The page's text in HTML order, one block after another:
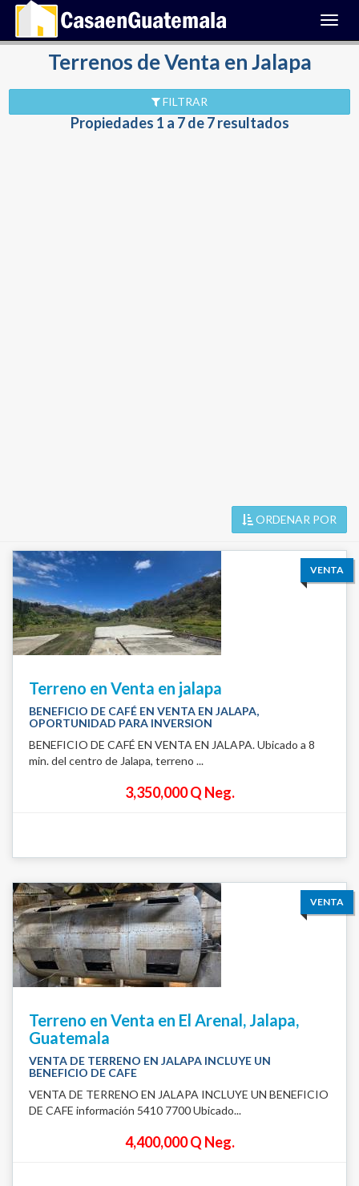
Terrenos de Venta en Jalapa
FILTRAR
Propiedades 1 a 7 de 7 resultados
ORDENAR POR
VENTA
Terreno en Venta en jalapa
BENEFICIO DE CAFÉ EN VENTA EN JALAPA,
OPORTUNIDAD PARA INVERSION
BENEFICIO DE CAFÉ EN VENTA EN JALAPA. Ubicado a 8
min. del centro de Jalapa, terreno ...
3,350,000 Q Neg.
VENTA
Terreno en Venta en El Arenal, Jalapa,
Guatemala
VENTA DE TERRENO EN JALAPA INCLUYE UN
BENEFICIO DE CAFE
VENTA DE TERRENO EN JALAPA INCLUYE UN BENEFICIO
DE CAFE información 5410 7700 Ubicado...
4,400,000 Q Neg.